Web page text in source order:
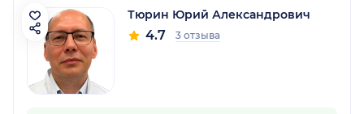
Тюрин Юрий Александрович
4.7 3 отзыва